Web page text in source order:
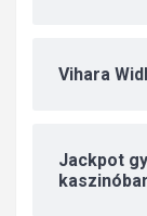
Vihara
Jackpot